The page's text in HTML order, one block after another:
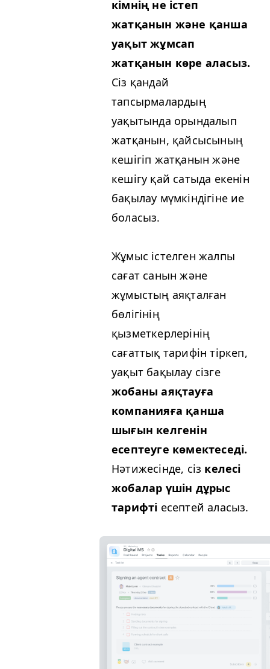
кімнің не істеп
жатқанын және қанша
уақыт жұмсап
жатқанын көре аласыз.
Сіз қандай
тапсырмалардың
уақытында орындалып
жатқанын, қайсысының
кешігіп жатқанын және
кешігу қай сатыда екенін
бақылау мүмкіндігіне ие
боласыз.
Жұмыс істелген жалпы
сағат санын және
жұмыстың аяқталған
бөлігінің
қызметкерлерінің
сағаттық тарифін тіркеп,
уақыт бақылау сізге
жобаны аяқтауға
компанияға қанша
шығын келгенін
есептеуге көмектеседі.
Нәтижесінде, сіз келесі
жобалар үшін дұрыс
тарифті есептей аласыз.